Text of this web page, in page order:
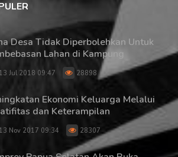
Desa Tidak Diperbolehkan Untuk
Lahan di Kampung
13 Jul 2018 09:47 28898
Ekonomi Keluarga Melalui
dan Keterampilan
13 Nov 2017 09:34 28307